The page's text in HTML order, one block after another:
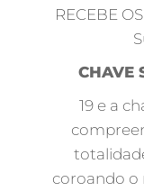
RECEBE
CHAVE
19 e a
coroando o